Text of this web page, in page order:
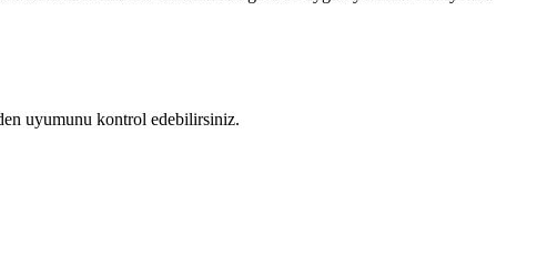
uyumunu kontrol edebilirsiniz.